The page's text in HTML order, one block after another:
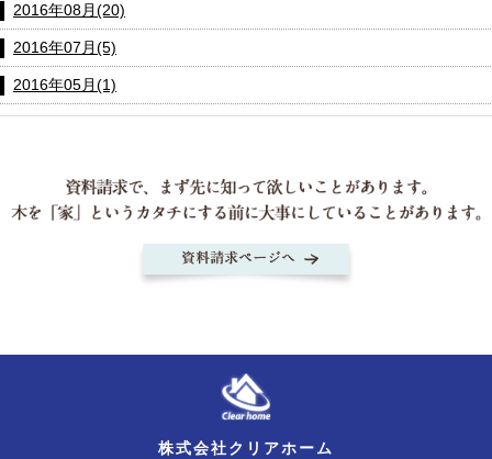
2016年08月(20)
2016年07月(5)
2016年05月(1)
株式会社クリアホーム